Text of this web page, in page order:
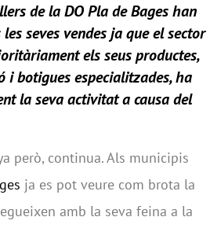
de laDO Pla de Bageshan
seves vendes ja que el sector
els seus productes,
i botigues especialitzades, ha
la seva activitat a causa del
però, continua. Als municipis
ja es pot veure com brota la
amb la seva feina a la